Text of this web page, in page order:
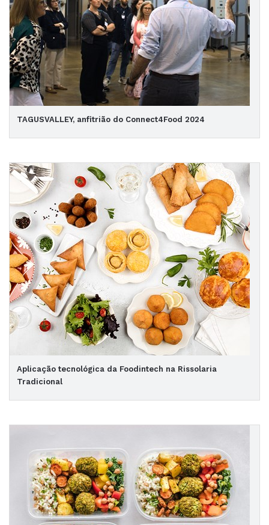
TAGUSVALLEY, anfitrião do Connect4Food 2024
Aplicação tecnológica da Foodintech na Rissolaria
Tradicional